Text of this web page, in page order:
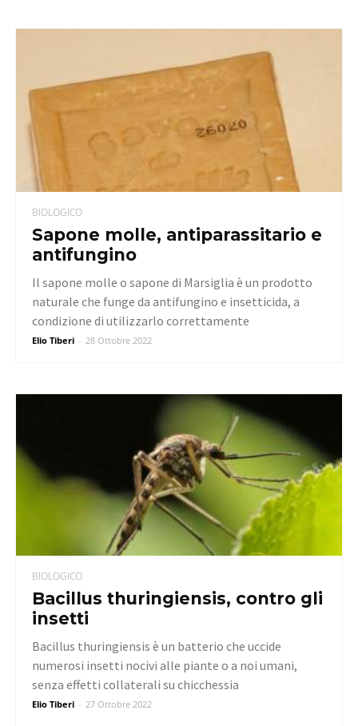
BIOLOGICO
Sapone molle, antiparassitario e
antifungino
Elio Tiberi - 28 Ottobre 2022
Il sapone molle o sapone di Marsiglia è un prodotto
naturale che funge da antifungino e insetticida, a
condizione di utilizzarlo correttamente
BIOLOGICO
Bacillus thuringiensis, contro gli
insetti
Elio Tiberi - 27 Ottobre 2022
Bacillus thuringiensis è un batterio che uccide
numerosi insetti nocivi alle piante o a noi umani,
senza effetti collaterali su chicchessia